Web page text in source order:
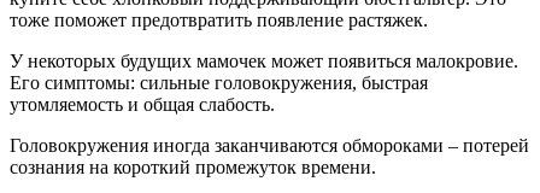
тоже поможет предотвратить появление растяжек.
У некоторых будущих мамочек может появиться малокровие.
Его симптомы: сильные головокружения, быстрая
утомляемость и общая слабость.
Головокружения иногда заканчиваются обмороками – потерей
сознания на короткий промежуток времени.